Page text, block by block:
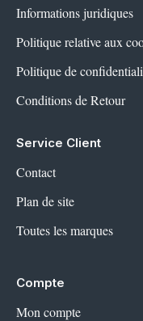
Informations juridiques
Politique relative aux
Politique de
Conditions de Retour
Service Client
Contact
Plan de site
Toutes les marques
Compte
Mon compte